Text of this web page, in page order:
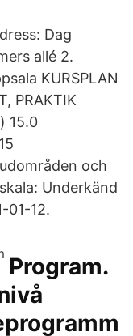
Dag
allé 2.
KURSPLAN
PRAKTIK
15.0
och
Underkänd
01-12.
Program.